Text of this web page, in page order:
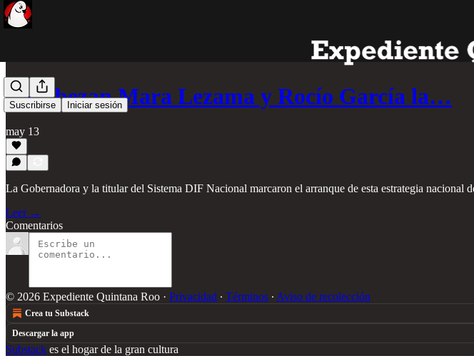
Suscribirse Iniciar sesión
Encabezan Mara Lezama y Rocío García la…
may 13
La Gobernadora y la titular del Sistema DIF Nacional marcaron el arranque de esta estrategia
Leer →
Comentarios
© 2026 Expediente Quintana Roo · Privacidad ∙ Términos ∙ Aviso de recolección
Crea tu Substack
Descargar la app
Substack es el hogar de la gran cultura